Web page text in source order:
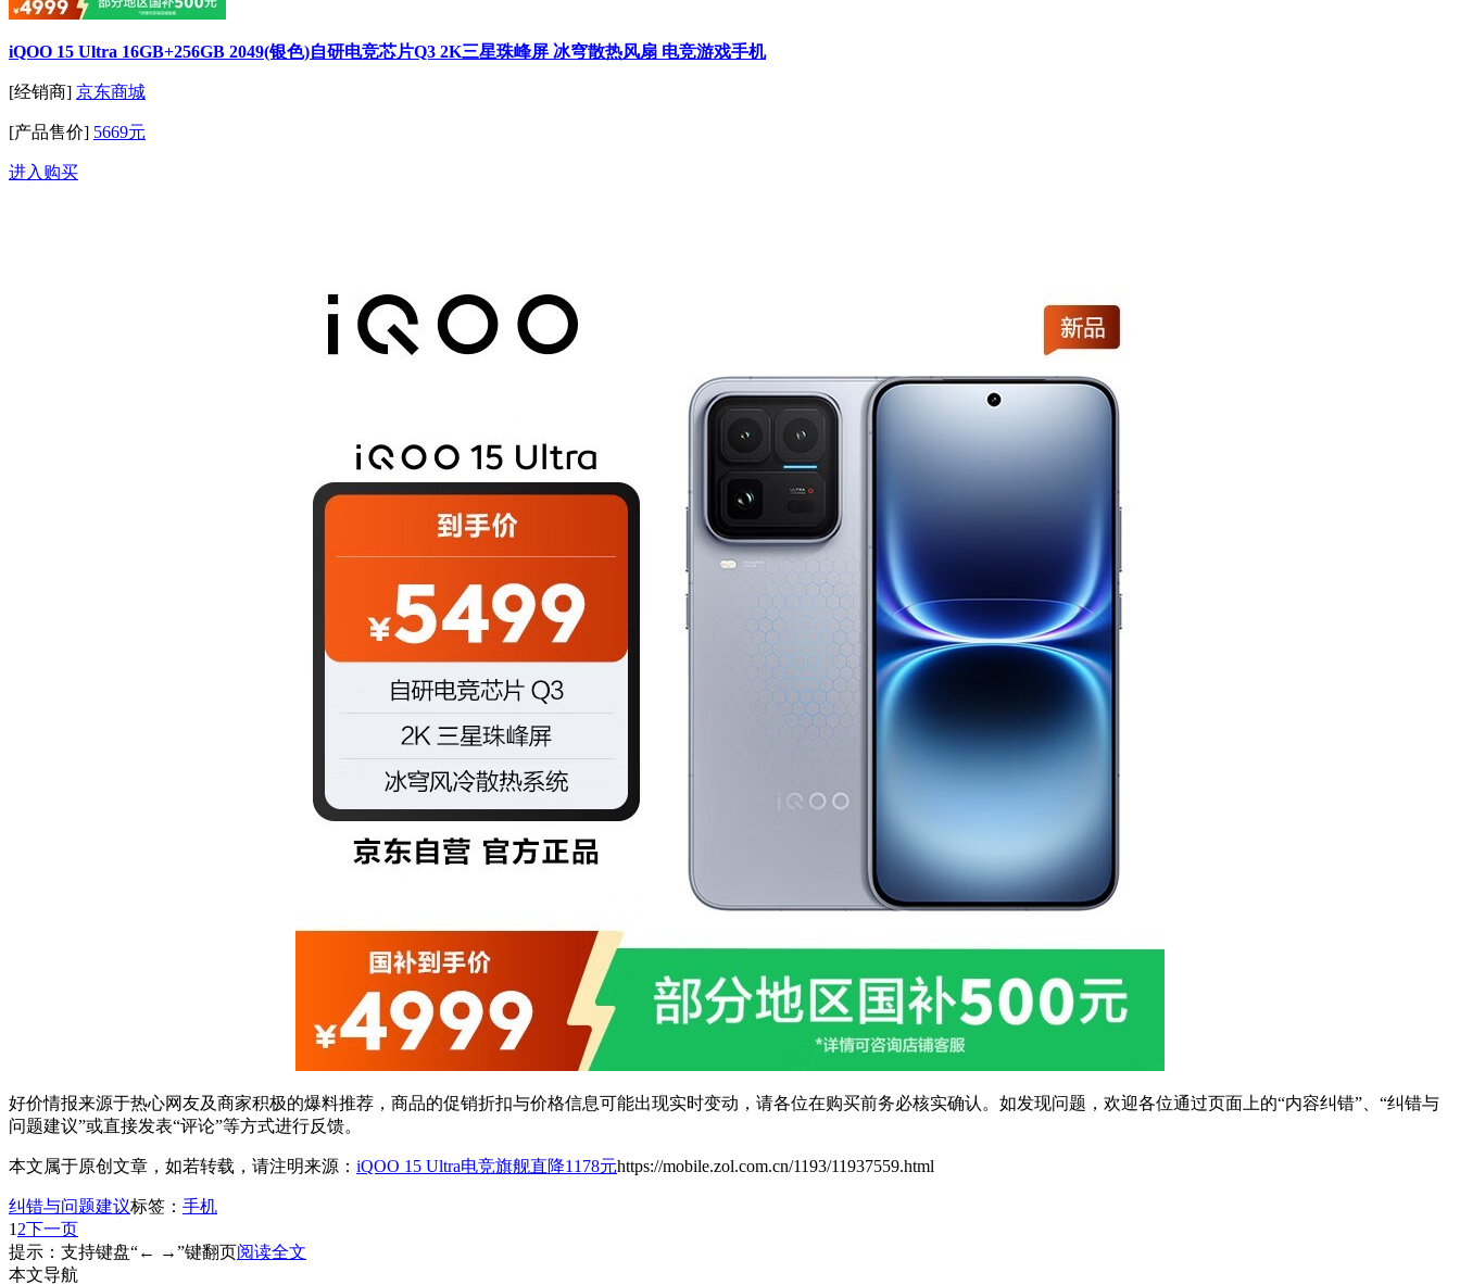
iQOO 15 Ultra 16GB+256GB 2049(银色)自研电竞芯片Q3 2K三星珠峰屏 冰穹散热风扇 电竞游戏手机
[经销商] 京东商城
[产品售价] 5669元
进入购买
好价情报来源于热心网友及商家积极的爆料推荐，商品的促销折扣与价格信息可能出现实时变动，请各位在购买前务必核实确认。如发现问题，欢迎各位通过页面上的“内容纠错”、“纠错与
问题建议”或直接发表“评论”等方式进行反馈。
本文属于原创文章，如若转载，请注明来源： iQOO 15 Ultra电竞旗舰直降1178元https://mobile.zol.com.cn/1193/11937559.html
纠错与问题建议标签： 手机
1 2下一页
提示：支持键盘“← →”键翻页阅读全文
本文导航